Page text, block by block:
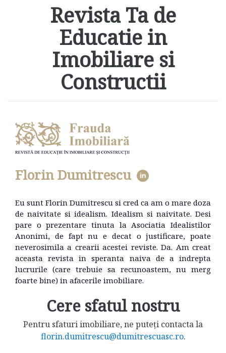
Revista Ta de
Educatie in
Imobiliare si
Constructii
Florin Dumitrescu
Eu sunt Florin Dumitrescu si cred ca am o mare doza
de naivitate si idealism. Idealism si naivitate. Desi
pare o prezentare tinuta la Asociatia Idealistilor
Anonimi, de fapt nu e decat o justificare, poate
neverosimila a crearii acestei reviste. Da. Am creat
aceasta revista in speranta naiva de a indrepta
lucrurile (care trebuie sa recunoastem, nu merg
foarte bine) in afacerile imobiliare.
Cere sfatul nostru
Pentru sfaturi imobiliare, ne puteți contacta la
florin.dumitrescu@dumitrescuasc.ro.